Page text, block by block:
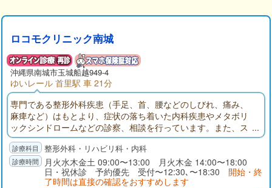
ロコモクリニック南城
沖縄県南城市玉城船越949-4
ゆいレール 首里駅 車 21分
専門である整形外科疾患（手足、首、腰などのしびれ、痛み、
麻痺など）はもとより、症状の落ち着いた内科疾患やメタボリ
ックシンドロームなどの診察、相談を行っています。また、ス
ポーツ障害、スポーツ外傷、運動機能低下（ロコモティブシン
ドローム）検診、健康相談、各種予防接種、運動器検診の二次
検診も承ります。
整形外科・リハビリ科・内科
月火水木金土 09:00〜13:00 月火木金 14:00〜18:00
日・祝休診 予約優先 受付〜12:30､〜18:30 開始・終
了時間は直接の確認をおすすめします